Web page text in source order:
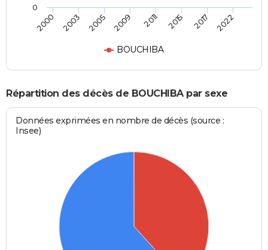
BOUCHIBA
2000 2003 2005 2009 2011 2015 2017 2022
0
Répartition des décès de BOUCHIBA par sexe
Données exprimées en nombre de décès (source :
Insee)